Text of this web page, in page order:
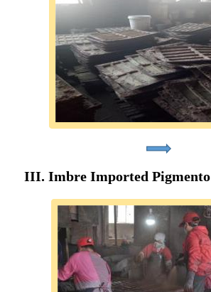
III. Imbre Imported Pigmento